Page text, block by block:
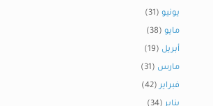
يونيو (31)
مايو (38)
أبريل (19)
مارس (31)
فبراير(42)